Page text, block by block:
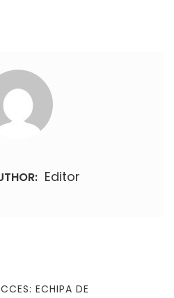
Editor
ECHIPA DE